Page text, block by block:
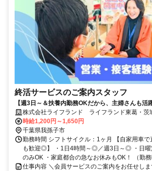
終活サービスのご案内スタッフ
【週3日～＆扶養内勤務OKだから、主婦さんも活
が女性/子育てが落ち着いた方・社会復帰の方も大
ト体制・しっかりとしたサポート体制充実で働き
タイム希望も大歓迎/マイカーでの直行直帰OK/営
験者は即戦力/正社員登用実績もあり◎
株式会社ライフランド ライフランド東葛・茨
モリイプレイス我孫子)
時給1,200円～1,650円
千葉県我孫子市
勤務時間 シフトサイクル：1ヶ月 【自家用車で
も歓迎◎】 ・1日4時間～◎／週3日～◎ ・日曜
のみOK ・家庭都合の急なお休みもOK！ （勤
仕事内容 ＼会員サービスのご案内をお任せし